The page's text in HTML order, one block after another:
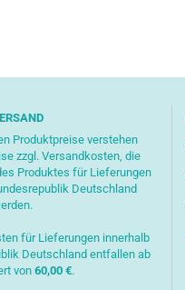
Produktpreise verstehen
zzgl. Versandkosten, die
Produktes für Lieferungen
Deutschland
für Lieferungen innerhalb
Deutschland entfallen ab
von 60,00 €.